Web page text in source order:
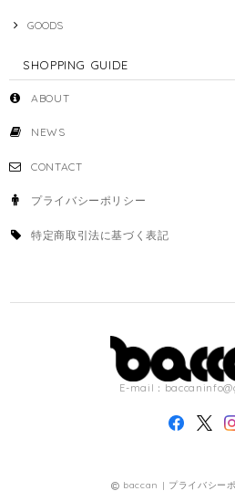
GOODS
SHOPPING GUIDE
ABOUT
NEWS
CONTACT
プライバシーポリシー
特定商取引法に基づく表記
E-mail：
baccan | プライバシー